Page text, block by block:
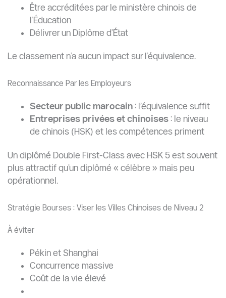
Être accréditées par le ministère chinois de
l’Éducation
Délivrer un Diplôme d’État
Le classement n’a aucun impact sur l’équivalence.
Reconnaissance Par les Employeurs
Secteur public marocain: l’équivalence suffit
Entreprises privées et chinoises: le niveau
de chinois (HSK) et les compétences priment
Un diplômé Double First-Class avec HSK 5 est souvent
plus attractif qu’un diplômé « célèbre » mais peu
opérationnel.
Stratégie Bourses : Viser les Villes Chinoises de Niveau 2
À éviter
Pékin et Shanghai
Concurrence massive
Coût de la vie élevé